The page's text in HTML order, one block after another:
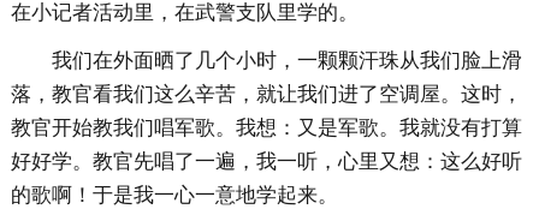
在小记者活动里，在武警支队里学的。
我们在外面晒了几个小时，一颗颗汗珠从我们脸上滑
落，教官看我们这么辛苦，就让我们进了空调屋。这时，
教官开始教我们唱军歌。我想：又是军歌。我就没有打算
好好学。教官先唱了一遍，我一听，心里又想：这么好听
的歌啊！于是我一心一意地学起来。